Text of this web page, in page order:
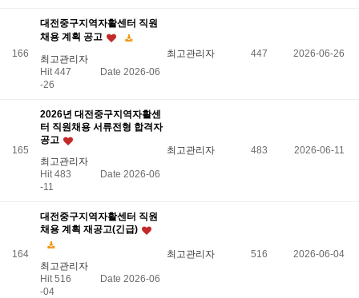
166
대전중구지역자활센터 직원
채용 계획 공고
최고관리자
Hit 447 Date 2026-06
-26
최고관리자 447 2026-06-26
165
2026년 대전중구지역자활센
터 직원채용 서류전형 합격자
공고
최고관리자
Hit 483
Date 2026-06
-11
최고관리자 483 2026-06-11
164
대전중구지역자활센터 직원
채용 계획 재공고(긴급)
최고관리자
Hit 516
Date 2026-06
-04
최고관리자 516 2026-06-04